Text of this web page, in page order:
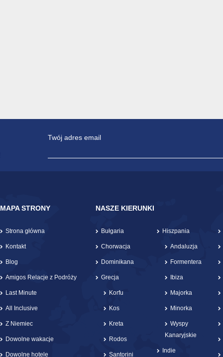
Twój adres email
MAPA STRONY
Strona główna
Kontakt
Blog
Amigos Relacje z Podróży
Last Minute
All Inclusive
Z Niemiec
Dowolne wakacje
Dowolne hotele
NASZE KIERUNKI
Bułgaria
Chorwacja
Dominikana
Grecja
Korfu
Kos
Kreta
Rodos
Santorini
Hiszpania
Andaluzja
Formentera
Ibiza
Majorka
Minorka
Wyspy
Kanaryjskie
Indie